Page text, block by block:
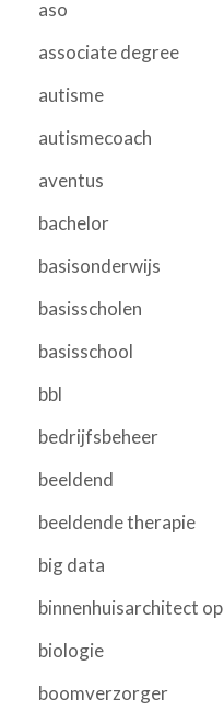
aso
associate degree
autisme
autismecoach
aventus
bachelor
basisonderwijs
basisscholen
basisschool
bbl
bedrijfsbeheer
beeldend
beeldende therapie
big data
binnenhuisarchitect
biologie
boomverzorger